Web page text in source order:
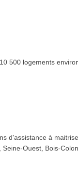
500 logements
d'assistance à maitrise
Ouest, Bois-